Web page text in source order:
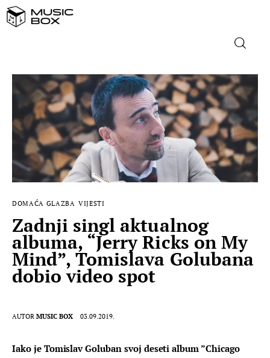
NASLOVNICA
DOMAĆA GLAZBA
STRANA GLAZBA
FILM
MUSIC BOX
DOMAĆA GLAZBA VIJESTI
Zadnji singl aktualnog
albuma, “Jerry Ricks on My
Mind”, Tomislava Golubana
dobio video spot
AUTOR MUSIC BOX 03.09.2019.
Iako je Tomislav Goluban svoj deseti album ”Chicago